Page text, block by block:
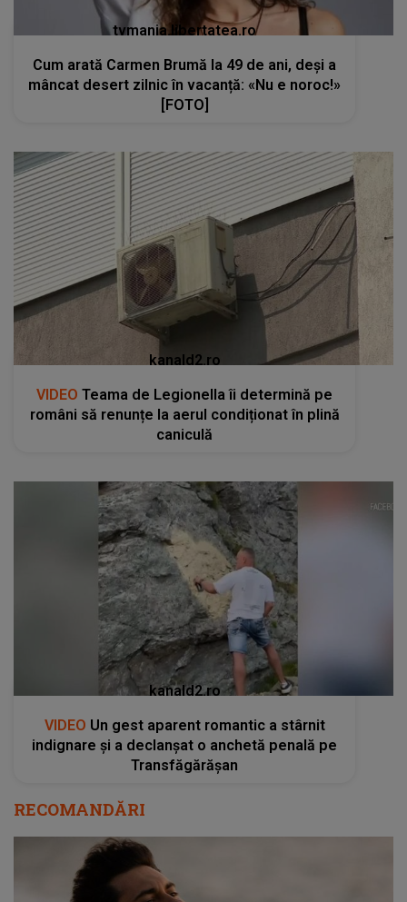
tvmania.libertatea.ro
Cum arată Carmen Brumă la 49 de ani, deși a
mâncat desert zilnic în vacanță: «Nu e noroc!»
[FOTO]
kanald2.ro
VIDEO Teama de Legionella îi determină pe
români să renunțe la aerul condiționat în plină
caniculă
kanald2.ro
VIDEO Un gest aparent romantic a stârnit
indignare și a declanșat o anchetă penală pe
Transfăgărășan
RECOMANDĂRI